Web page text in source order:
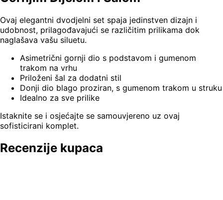
Ovaj elegantni dvodjelni set spaja jedinstven dizajn i
udobnost, prilagođavajući se različitim prilikama dok
naglašava vašu siluetu.
Asimetrični gornji dio s podstavom i gumenom
trakom na vrhu
Priloženi šal za dodatni stil
Donji dio blago proziran, s gumenom trakom u struku
Idealno za sve prilike
Istaknite se i osjećajte se samouvjereno uz ovaj
sofisticirani komplet.
Recenzije kupaca